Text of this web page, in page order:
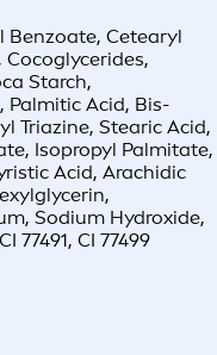
Benzoate, Cetearyl
Starch,
Palmitic Acid, Bis-
Triazine, Stearic Acid,
Isopropyl Palmitate,
Acid, Arachidic
Sodium Hydroxide,
77491, CI 77499